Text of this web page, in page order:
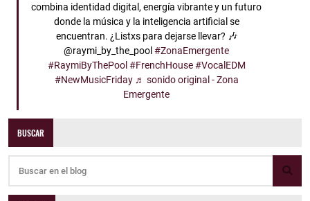
combina identidad digital, energía vibrante y un futuro
donde la música y la inteligencia artificial se
encuentran. ¿Listxs para dejarse llevar? 🎶
@raymi_by_the_pool#ZonaEmergente
#RaymiByThePool #FrenchHouse #VocalEDM
#NewMusicFriday ♬ sonido original - Zona
Emergente
BUSCAR